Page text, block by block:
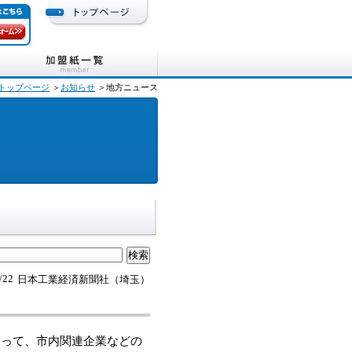
トップページ ＞ お知らせ ＞地方ニュース
日本工業経済新聞社（埼玉）
て、市内関連企業などの